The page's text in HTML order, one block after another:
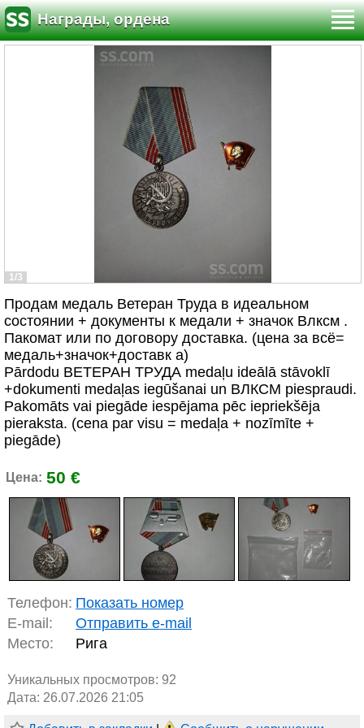
Награды, ордена
1/3
Продам медаль Ветеран Труда в идеальном
состоянии + документы к медали + значок Влксм .
Пакомат или по договору доставка. (цена за всё=
медаль+значок+доставк а)
Pārdodu ВЕТЕРАН ТРУДА medaļu ideālā stāvoklī
+dokumenti medaļas iegūšanai un ВЛКСМ piespraudi.
Pakomāts vai piegāde iespējama pēc iepriekšēja
pieraksta. (cena par visu = medaļa + nozīmīte +
piegāde)
Цена: 50 €
Телефон: Показать номер
E-mail:
Отправить e-mail
Место:
Рига
Уникальных просмотров: 92
Дата: 26.07.2026 21:05